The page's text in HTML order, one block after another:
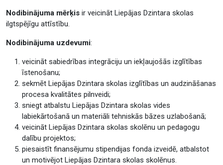
Nodibinājuma mērķis ir veicināt Liepājas Dzintara skolas
ilgtspējīgu attīstību.
Nodibinājuma uzdevumi:
veicināt sabiedrības integrāciju un iekļaujošās izglītības
īstenošanu;
sekmēt Liepājas Dzintara skolas izglītības un audzināšanas
procesa kvalitātes pilnveidi;
sniegt atbalstu Liepājas Dzintara skolas vides
labiekārtošanā un materiāli tehniskās bāzes uzlabošanā;
veicināt Liepājas Dzintara skolas skolēnu un pedagogu
dalību projektos;
piesaistīt finansējumu stipendijas fonda izveidē, atbalstot
un motivējot Liepājas Dzintara skolas skolēnus.